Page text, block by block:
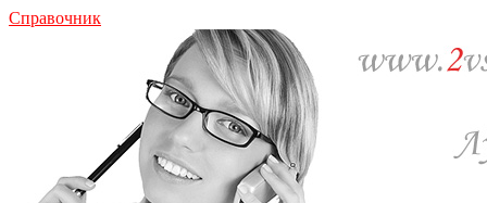
Справочник